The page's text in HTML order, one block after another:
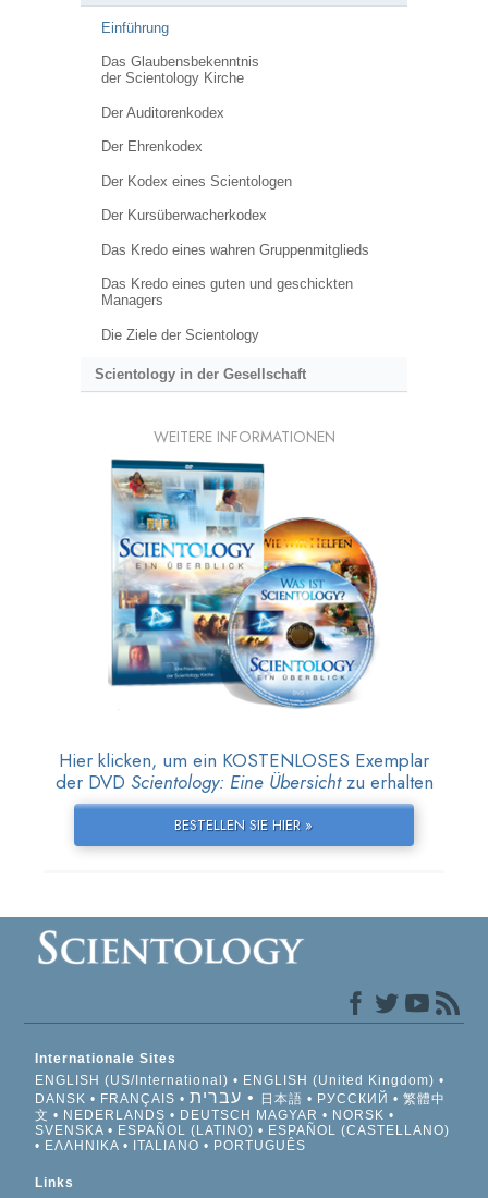
Einführung
Das Glaubensbekenntnis
der Scientology Kirche
Der Auditorenkodex
Der Ehrenkodex
Der Kodex eines Scientologen
Der Kursüberwacherkodex
Das Kredo eines wahren Gruppenmitglieds
Das Kredo eines guten und geschickten
Managers
Die Ziele der Scientology
Scientology in der Gesellschaft
WEITERE INFORMATIONEN
Hier klicken, um ein KOSTENLOSES Exemplar
der DVD Scientology: Eine Übersichtzu erhalten
BESTELLEN SIE HIER »
Internationale Sites
ENGLISH (US/International)
ENGLISH (United Kingdom)
DANSK
FRANÇAIS עברית 日本語 РУССКИЙ
繁體中
文
NEDERLANDS DEUTSCH MAGYAR
NORSK
SVENSKA
ESPAÑOL (LATINO)
ESPAÑOL (CASTELLANO)
ΕΛΛΗΝΙΚA
ITALIANO PORTUGUÊS
Links